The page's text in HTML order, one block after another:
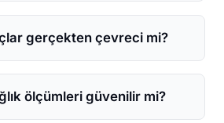
gerçekten çevreci mi?
ölçümleri güvenilir mi?